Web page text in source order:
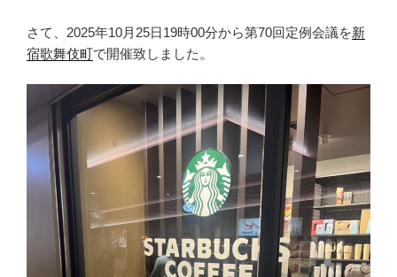
さて、2025年10月25日19時00分から第70回定例会議を新
宿歌舞伎町で開催致しました。